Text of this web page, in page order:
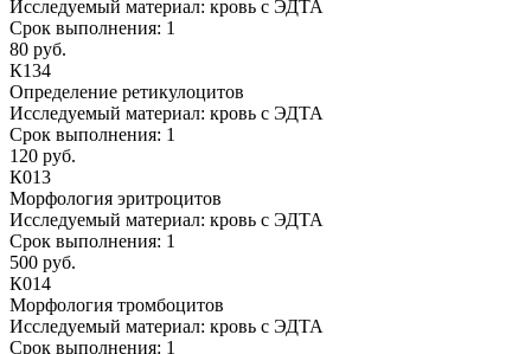
Исследуемый материал: кровь с ЭДТА
Срок выполнения: 1
80 руб.
К134
Определение ретикулоцитов
Исследуемый материал: кровь с ЭДТА
Срок выполнения: 1
120 руб.
К013
Морфология эритроцитов
Исследуемый материал: кровь с ЭДТА
Срок выполнения: 1
500 руб.
К014
Морфология тромбоцитов
Исследуемый материал: кровь с ЭДТА
Срок выполнения: 1